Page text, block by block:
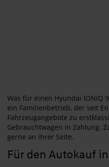
Was für einen Hyundai
ein Familienbetrieb, der seit
Fahrzeugangebote zu
Gebrauchtwagen in Zahlung.
gerne an Ihrer Seite.
Für den Autokauf